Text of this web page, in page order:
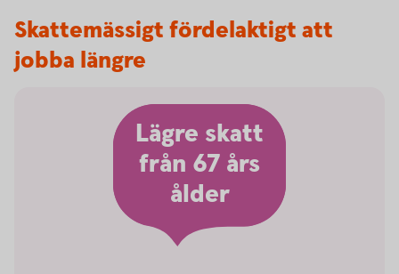
Skattemässigt fördelaktigt att
jobba längre
Lägre skatt
från 67 års
ålder